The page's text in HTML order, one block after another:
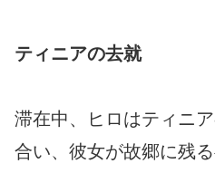
ティニアの去就
滞在中、ヒロはティニ
合い、彼女が故郷に残